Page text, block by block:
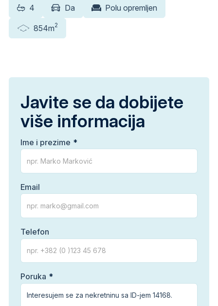
4 Da Polu opremljen
854m2
Javite se da dobijete
više informacija
Ime i prezime
Email
Telefon
Poruka